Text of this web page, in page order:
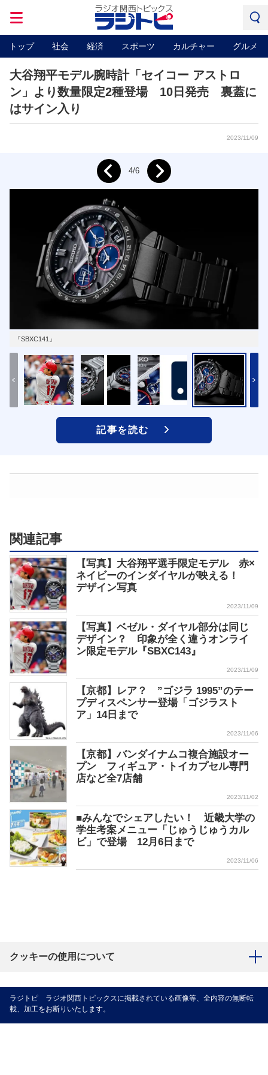
トップ 社会 経済 スポーツ カルチャー グルメ
大谷翔平モデル腕時計「セイコー アストロ
ン」より数量限定2種登場 10日発売 裏蓋に
はサイン入り
2023/11/09
『SBXC141』
Prev 4/6 Next
記事を読む
関連記事
【写真】大谷翔平選手限定モデル 赤×
ネイビーのインダイヤルが映える！
デザイン写真
2023/11/09
【写真】ベゼル・ダイヤル部分は同じ
デザイン？ 印象が全く違うオンライ
ン限定モデル『SBXC143』
2023/11/09
【京都】レア？ ”ゴジラ 1995”のテー
プディスペンサー登場「ゴジラスト
ア」14日まで
2023/11/06
【京都】バンダイナムコ複合施設オー
プン フィギュア・トイカプセル専門
店など全7店舗
2023/11/02
■みんなでシェアしたい！ 近畿大学の
学生考案メニュー「じゅうじゅうカル
ビ」で登場 12月6日まで
2023/11/06
クッキーの使用について
ラジトピ ラジオ関西トピックスに掲載されている画像等、全内容の無断転
載、加工をお断りいたします。